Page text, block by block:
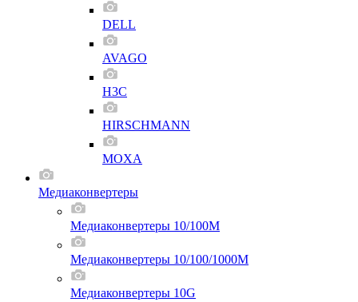
DELL
AVAGO
H3C
HIRSCHMANN
MOXA
Медиаконвертеры
Медиаконвертеры 10/100M
Медиаконвертеры 10/100/1000M
Медиаконвертеры 10G